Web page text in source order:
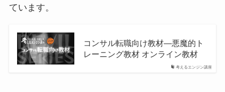
ています。
考えるエンジン講座
コンサル転職向け教材—悪魔的ト
レーニング教材 オンライン教材